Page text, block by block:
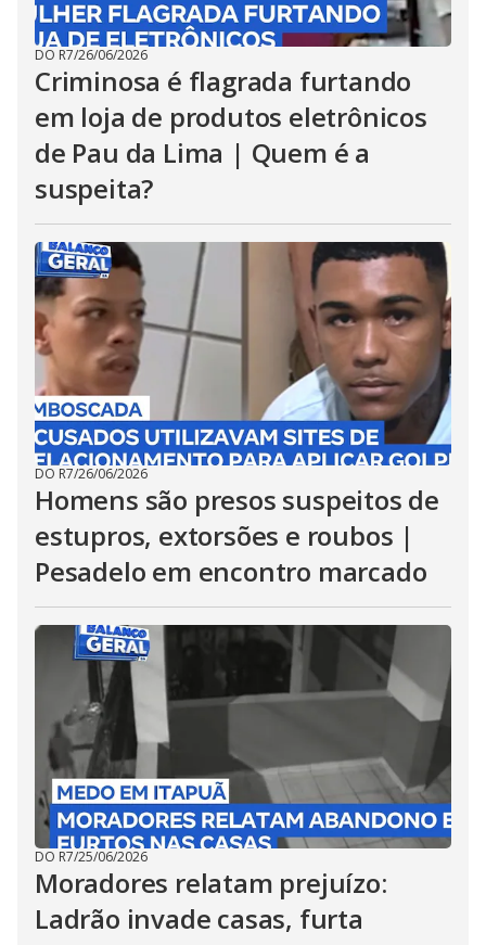
DO R7/26/06/2026
Criminosa é flagrada furtando
em loja de produtos eletrônicos
de Pau da Lima | Quem é a
suspeita?
DO R7/26/06/2026
Homens são presos suspeitos de
estupros, extorsões e roubos |
Pesadelo em encontro marcado
DO R7/25/06/2026
Moradores relatam prejuízo:
Ladrão invade casas, furta